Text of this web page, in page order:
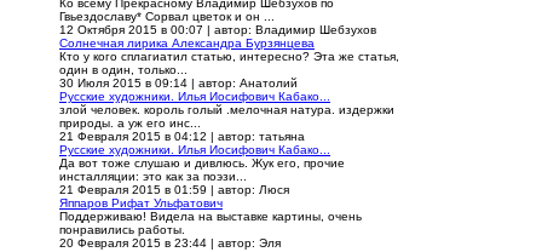
Ко всему Прекрасному Владимир Шебзухов по
Гвьездославу* Сорвал цветок и он ...
12 Октября 2015 в 00:07 | автор: Владимир Шебзухов
Солнечная лирика Александра Бурзянцева
Кто у кого сплагиатил статью, интересно? Эта же статья,
один в один, только...
30 Июля 2015 в 09:14 | автор: Анатолий
Русские художники. Илья Иосифович Кабако...
злой человек. король голый .мелочная натура. издержки
природы. а уж его инс...
21 Февраля 2015 в 04:12 | автор: татьяна
Русские художники. Илья Иосифович Кабако...
Да вот тоже слушаю и дивлюсь. Жук его, прочие
инсталляции: это как за поэзи...
21 Февраля 2015 в 01:59 | автор: Люся
Яппаров Рифат Ульфатович
Поддерживаю! Видела на выставке картины, очень
понравились работы.
20 Февраля 2015 в 23:44 | автор: Эля